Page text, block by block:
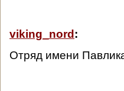
viking_nord :
Отряд имени